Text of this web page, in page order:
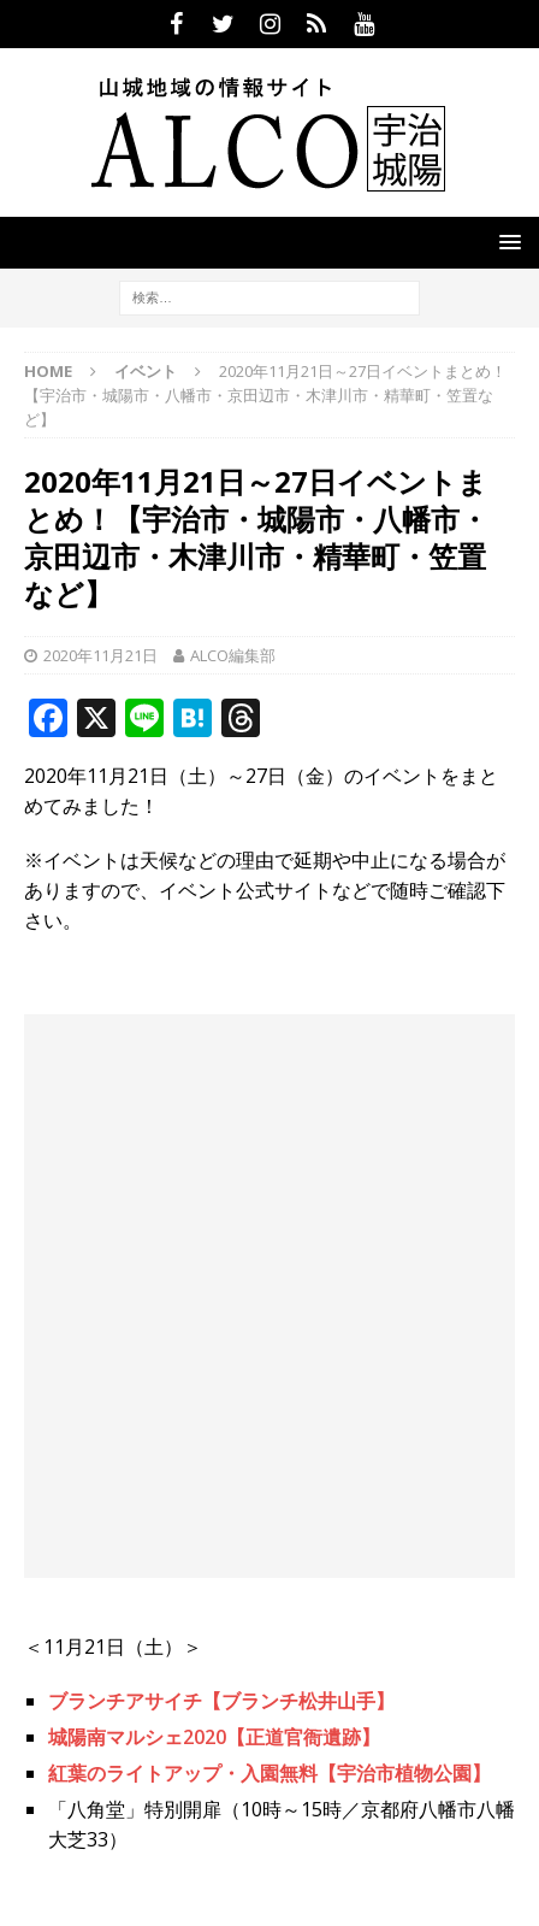
HOME イベント
2020年11月21日～27日イベントまとめ！
【宇治市・城陽市・八幡市・京田辺市・木津川市・精華町・笠置な
ど】
2020年11月21日～27日イベントま
とめ！【宇治市・城陽市・八幡市・
京田辺市・木津川市・精華町・笠置
など】
2020年11月21日 ALCO編集部
F
a
c
e
b
o
X Li
n
e
H
at
e
a
h
r
a
d
2020年11月21日（土）～27日（金）のイベントをまと
めてみました！
※イベントは天候などの理由で延期や中止になる場合が
ありますので、イベント公式サイトなどで随時ご確認下
さい。
＜11月21日（土）＞
ブランチアサイチ【ブランチ松井山手】
城陽南マルシェ2020【正道官衙遺跡】
紅葉のライトアップ・入園無料【宇治市植物公園】
「八角堂」特別開扉（10時～15時／京都府八幡市八幡
大芝33）